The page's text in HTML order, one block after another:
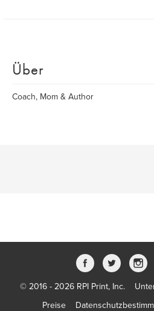
Über
Coach, Mom & Author
© 2016 - 2026 RPI Print, Inc.
Preise